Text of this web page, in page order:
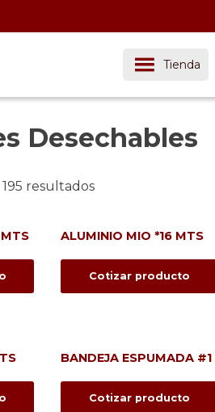
Tienda
Desechables
resultados
ALUMINIO MIO *16 MTS
Cotizar producto
BANDEJA ESPUMADA #1
Cotizar producto